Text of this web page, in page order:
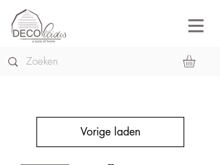
Vorige laden